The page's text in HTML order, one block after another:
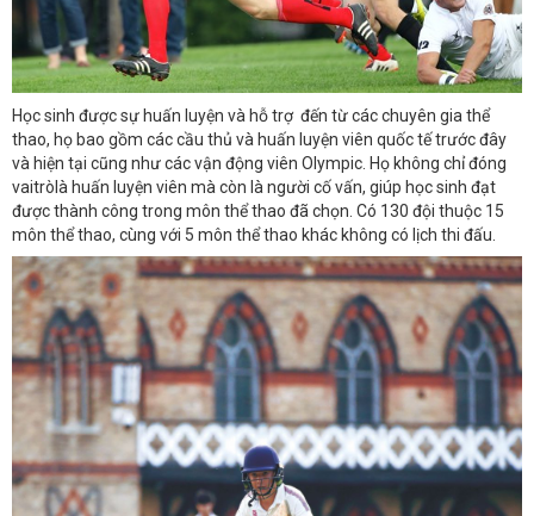
Học sinh được sự huấn luyện và hỗ trợ đến từ các chuyên gia thể
thao, họ bao gồm các cầu thủ và huấn luyện viên quốc tế trước đây
và hiện tại cũng như các vận động viên Olympic. Họ không chỉ đóng
vaitròlà huấn luyện viên mà còn là người cố vấn, giúp học sinh đạt
được thành công trong môn thể thao đã chọn. Có 130 đội thuộc 15
môn thể thao, cùng với 5 môn thể thao khác không có lịch thi đấu.